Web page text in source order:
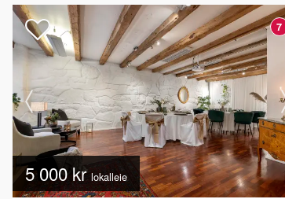
7
5 000 kr lokalleie